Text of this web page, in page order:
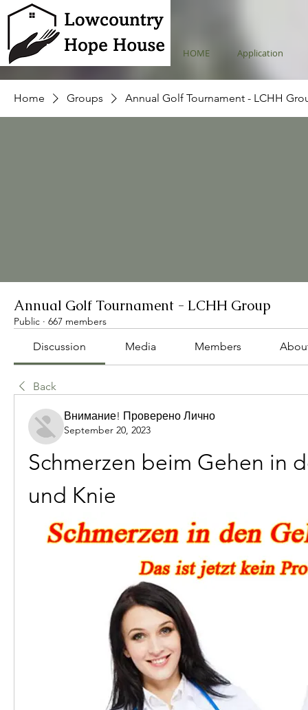
HOME Application
Home Groups Annual Golf Tournament - LCHH
Annual Golf Tournament - LCHH Group
Public · 667 members
Discussion Media Members
Back
Внимание! Проверено Лично
September 20, 2023
Schmerzen beim Gehen in
und Knie